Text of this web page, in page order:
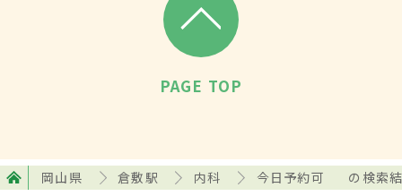
PAGE TOP
岡山県 倉敷駅 内科 今日予約可 の検索